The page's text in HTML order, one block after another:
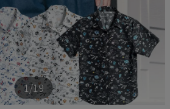
1/19